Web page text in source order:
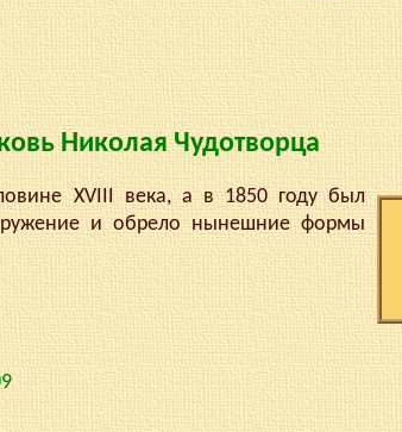
Николая Чудотворца
XVIII века, а в 1850 году был
и обрело нынешние формы